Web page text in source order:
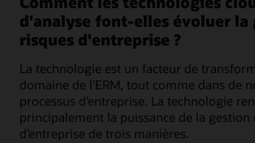
d'analyse font-elles évoluer la
risques d'entreprise ?
La technologie est un facteur de
domaine de l’ERM, tout comme dans de
processus d’entreprise. La technologie
principalement la puissance de la gestion
d’entreprise de trois manières.